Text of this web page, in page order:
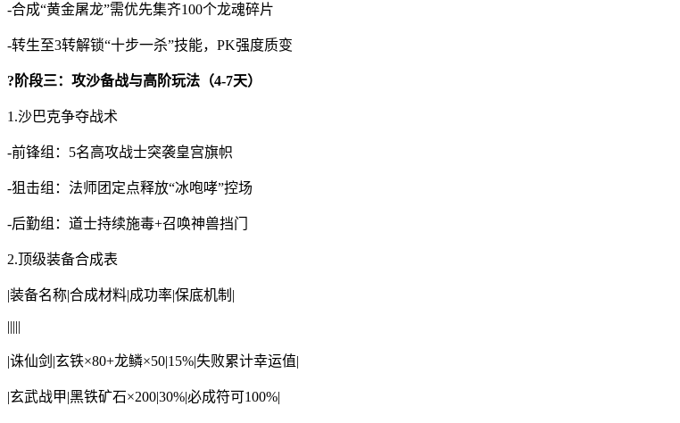
-合成“黄金屠龙”需优先集齐100个龙魂碎片
-转生至3转解锁“十步一杀”技能，PK强度质变
?阶段三：攻沙备战与高阶玩法（4-7天）
1.沙巴克争夺战术
-前锋组：5名高攻战士突袭皇宫旗帜
-狙击组：法师团定点释放“冰咆哮”控场
-后勤组：道士持续施毒+召唤神兽挡门
2.顶级装备合成表
|装备名称|合成材料|成功率|保底机制|
|||||
|诛仙剑|玄铁×80+龙鳞×50|15%|失败累计幸运值|
|玄武战甲|黑铁矿石×200|30%|必成符可100%|